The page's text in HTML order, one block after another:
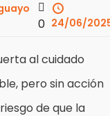
0 24/06/
al cuidado
pero sin acción
de que la